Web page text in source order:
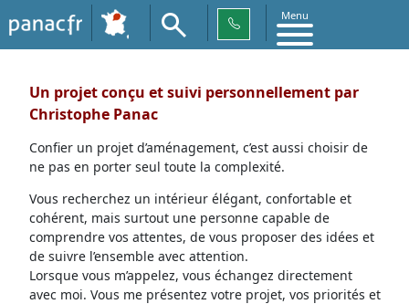
Menu
Un projet conçu et suivi personnellement par
Christophe Panac
Confier un projet d’aménagement, c’est aussi choisir de
ne pas en porter seul toute la complexité.
Vous recherchez un intérieur élégant, confortable et
cohérent, mais surtout une personne capable de
comprendre vos attentes, de vous proposer des idées et
de suivre l’ensemble avec attention.
Lorsque vous m’appelez, vous échangez directement
avec moi. Vous me présentez votre projet, vos priorités et